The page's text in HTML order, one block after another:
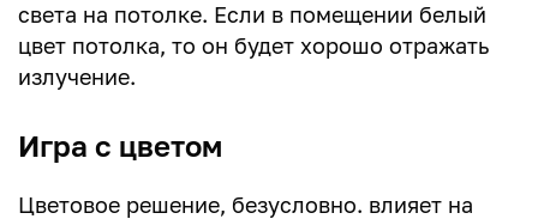
света на потолке. Если в помещении белый
цвет потолка, то он будет хорошо отражать
излучение.
Игра с цветом
Цветовое решение, безусловно. влияет на